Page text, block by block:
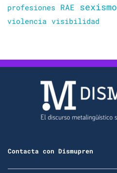
profesiones RAE sexismo
violencia visibilidad
Contacta con Dismupren